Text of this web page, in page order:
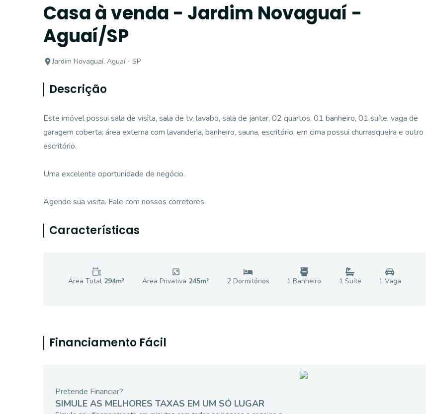
Casa à venda - Jardim Novaguaí -
Aguaí/SP
Jardim Novaguaí, Aguaí - SP
Descrição
Este imóvel possui sala de visita, sala de tv, lavabo, sala de jantar, 02 quartos, 01 banheiro, 01 suíte, vaga de
garagem coberta; área externa com lavanderia, banheiro, sauna, escritório, em cima possui churrasqueira e outro
escritório.
Uma excelente oportunidade de negócio.
Agende sua visita. Fale com nossos corretores.
Características
Área Total 294m² Área Privativa 245m² 2Dormitórios 1 Banheiro 1 Suíte 1 Vaga
Financiamento Fácil
Pretende Financiar?
SIMULE AS MELHORES TAXAS EM UM SÓ LUGAR